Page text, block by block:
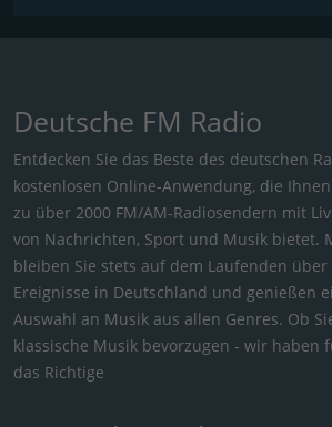
Deutsche FM Radio
Entdecken Sie das Beste des deutschen
kostenlosen Online-Anwendung, die
zu über 2000 FM/AM-Radiosendern mit
von Nachrichten, Sport und Musik bietet.
bleiben Sie stets auf dem Laufenden
Ereignisse in Deutschland und genießen
Auswahl an Musik aus allen Genres. Ob
klassische Musik bevorzugen - wir haben
das Richtige